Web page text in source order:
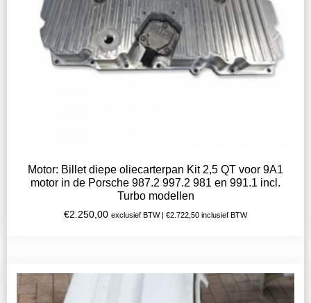
Motor: Billet diepe oliecarterpan Kit 2,5 QT voor 9A1
motor in de Porsche 987.2 997.2 981 en 991.1 incl.
Turbo modellen
€2.250,00 exclusief BTW | €2.722,50 inclusief BTW